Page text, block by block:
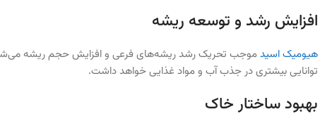
افزایش رشد و توسعه ریشه
هیومیک اسیدموجب تحریک رشد ریشه‌های فرعی و افزایش حجم ریشه
توانایی بیشتری در جذب آب و مواد غذایی خواهد داشت.
بهبود ساختار خاک